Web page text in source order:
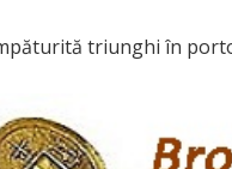
triunghi în